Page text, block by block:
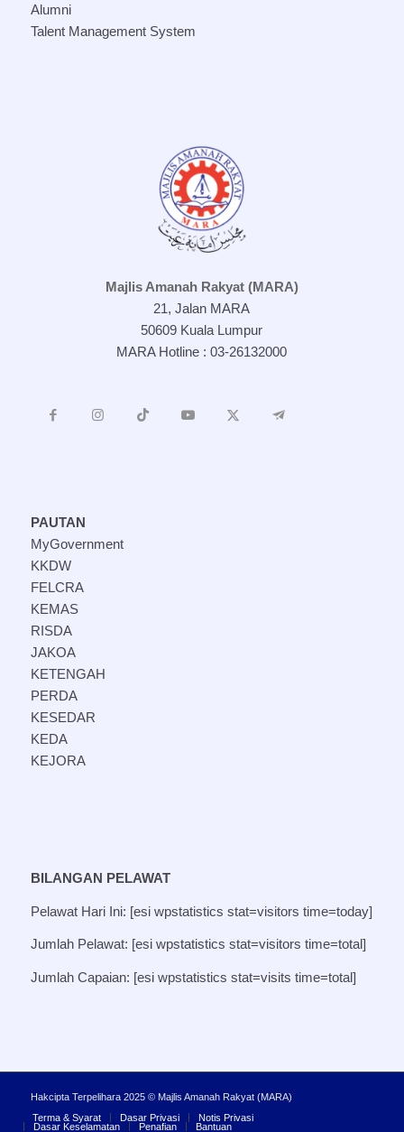
Alumni
Talent Management System
Majlis Amanah Rakyat (MARA)
21, Jalan MARA
50609 Kuala Lumpur
MARA Hotline : 03-26132000
PAUTAN
MyGovernment
KKDW
FELCRA
KEMAS
RISDA
JAKOA
KETENGAH
PERDA
KESEDAR
KEDA
KEJORA
BILANGAN PELAWAT
Pelawat Hari Ini: [esi wpstatistics stat=visitors time=today]
Jumlah Pelawat: [esi wpstatistics stat=visitors time=total]
Jumlah Capaian: [esi wpstatistics stat=visits time=total]
Hakcipta Terpelihara 2025 © Majlis Amanah Rakyat (MARA)
Terma & Syarat
Dasar Privasi
Notis Privasi
Dasar Keselamatan
Penafian Bantuan